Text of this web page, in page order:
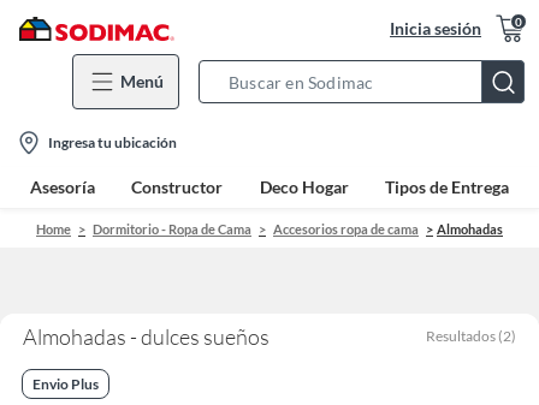
Inicia sesión 0
Menú
Bar
location-
icon
Ingresa tu ubicación
Asesoría Constructor Deco Hogar Tipos de Entrega
Home Dormitorio - Ropa de Cama Accesorios ropa de cama Almohadas
Almohadas - dulces sueños Resultados (2)
Envio Plus